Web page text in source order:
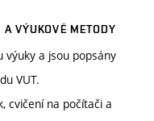
VÝUKOVÉ METODY
výuky a jsou popsány
VUT.
cvičení na počítači a